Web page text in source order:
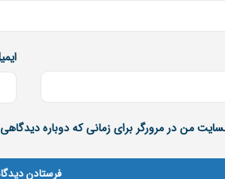
من در مرورگر برای زمانی که دوباره